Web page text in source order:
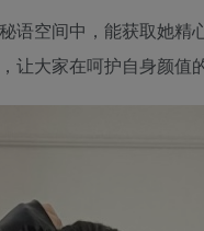
语空间中，能获取她精
让大家在呵护自身颜值